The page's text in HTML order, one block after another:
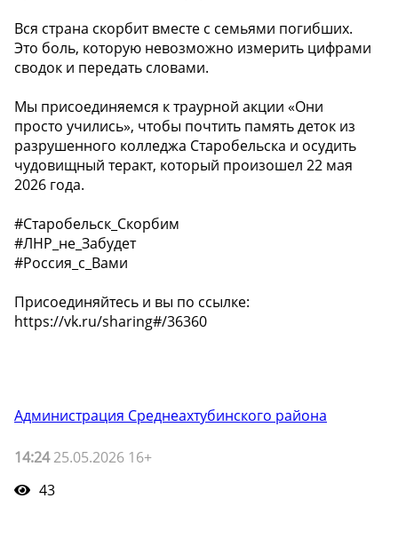
Вся страна скорбит вместе с семьями погибших.
Это боль, которую невозможно измерить цифрами
сводок и передать словами.
Мы присоединяемся к траурной акции «Они
просто учились», чтобы почтить память деток из
разрушенного колледжа Старобельска и осудить
чудовищный теракт, который произошел 22 мая
2026 года.
#Старобельск_Скорбим
#ЛНР_не_Забудет
#Россия_с_Вами
Присоединяйтесь и вы по ссылке:
https://vk.ru/sharing#/36360
Администрация Среднеахтубинского района
14:2425.05.2026 16+
43